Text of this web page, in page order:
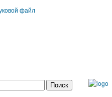
файл